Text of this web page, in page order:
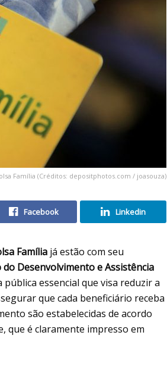
Família (Créditos: depositphotos.com / joasouza)
Facebook Linkedin
Família já estão com seu
Desenvolvimento e Assistência
essencial que visa reduzir a
que cada beneficiário receba
são estabelecidas de acordo
que é claramente impresso em